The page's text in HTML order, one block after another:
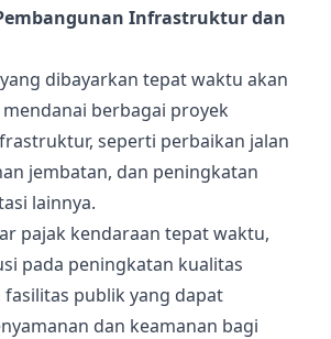
Infrastruktur dan
dibayarkan tepat waktu akan
berbagai proyek
seperti perbaikan jalan
jembatan, dan peningkatan
lainnya.
pajak kendaraan tepat waktu,
pada peningkatan kualitas
publik yang dapat
dan keamanan bagi